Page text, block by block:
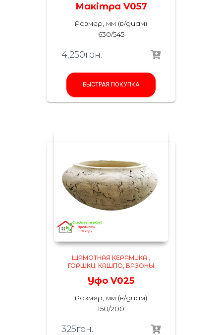
Макітра V057
Размер, мм (в/диам)
630/545
4,250грн.
БЫСТРАЯ ПОКУПКА
ШАМОТНАЯ КЕРАМИКА ,
ГОРШКИ, КАШПО, ВАЗОНЫ
Уфо V025
Размер, мм (в/диам)
150/200
325грн.